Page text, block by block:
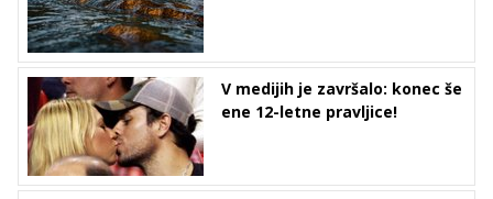
V medijih je završalo: konec še
ene 12-letne pravljice!